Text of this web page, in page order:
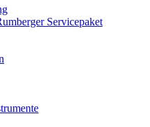
Servicepaket